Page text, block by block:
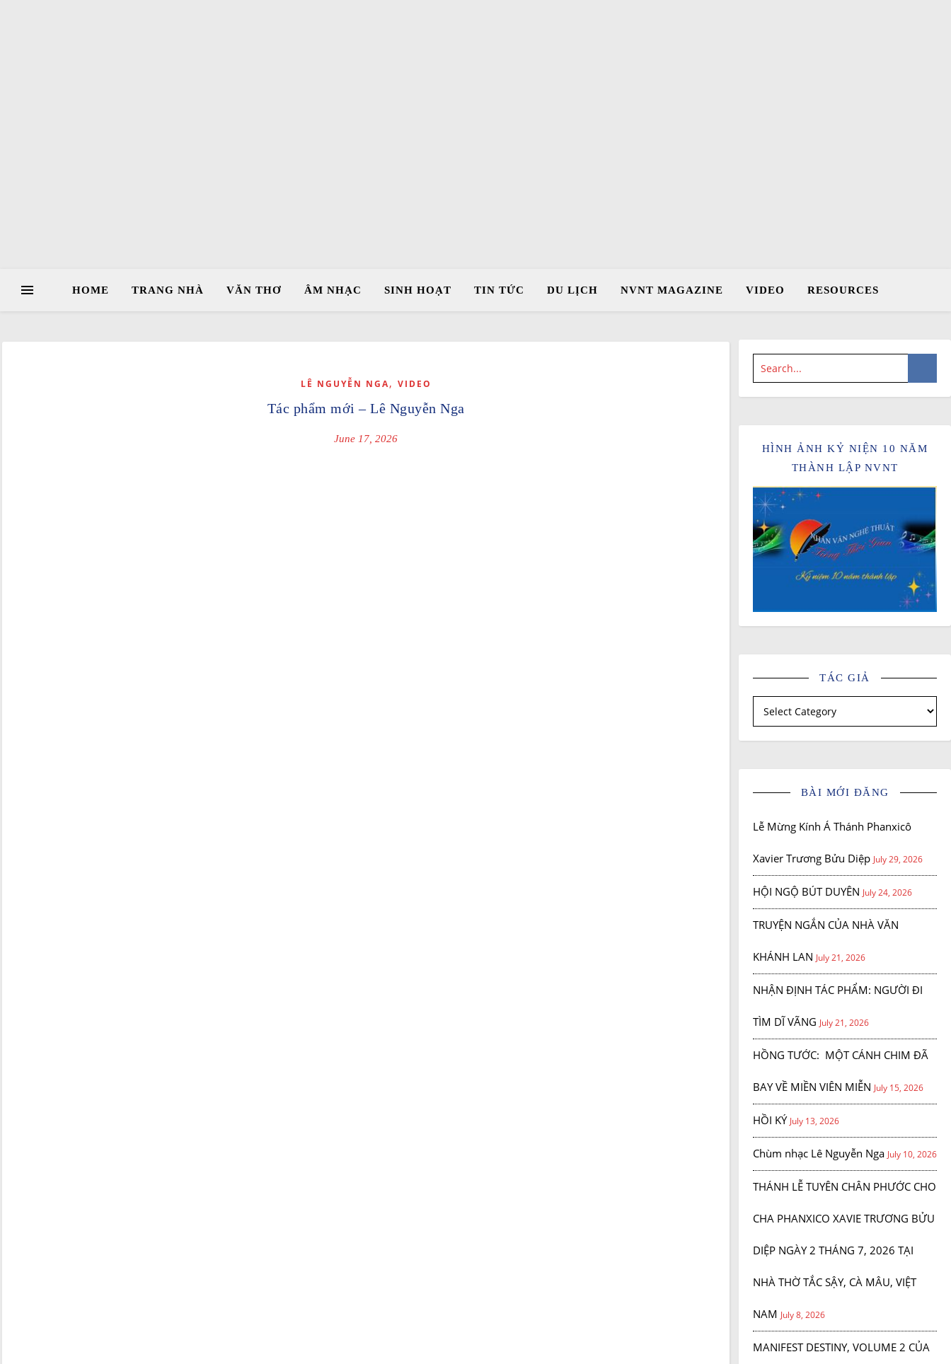
HOME TRANG NHÀ VĂN THƠ ÂM NHẠC SINH HOẠT TIN TỨC DU LỊCH NVNT MAGAZINE VIDEO RESOURCES
LÊ NGUYỄN NGA, VIDEO
Tác phẩm mới – Lê Nguyễn Nga
June 17, 2026
HÌNH ẢNH KỶ NIỆN 10 NĂM
THÀNH LẬP NVNT
TÁC GIẢ
Tác giả
BÀI MỚI ĐĂNG
Lễ Mừng Kính Á Thánh Phanxicô
Xavier Trương Bửu Diệp July 29, 2026
HỘI NGỘ BÚT DUYÊN July 24, 2026
TRUYỆN NGẮN CỦA NHÀ VĂN
KHÁNH LAN July 21, 2026
NHẬN ĐỊNH TÁC PHẨM: NGƯỜI ĐI
TÌM DĨ VÃNG July 21, 2026
HỒNG TƯỚC: MỘT CÁNH CHIM ĐÃ
BAY VỀ MIỀN VIÊN MIỄN July 15, 2026
HỒI KÝ July 13, 2026
Chùm nhạc Lê Nguyễn Nga July 10, 2026
THÁNH LỄ TUYÊN CHÂN PHƯỚC CHO
CHA PHANXICO XAVIE TRƯƠNG BỬU
DIỆP NGÀY 2 THÁNG 7, 2026 TẠI
NHÀ THỜ TẮC SẬY, CÀ MÂU, VIỆT
NAM July 8, 2026
MANIFEST DESTINY, VOLUME 2 CỦA